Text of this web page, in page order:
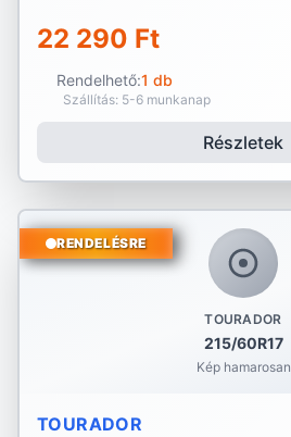
22 290 Ft
Rendelhető:1 db
Szállítás: 5-6 munkanap
Részletek
TOURADOR
215/60R17
Kép hamarosan
RENDELÉSRE
TOURADOR